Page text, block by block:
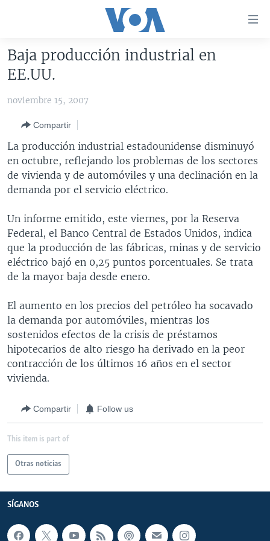
accesibilidad
contenido
Salte
navegador
principal
Salte
AMÉRICA DEL NORTE
HAITÍ
ELECCIONES EEUU
VOTO DIVIDIDO
VOA VERIFICA
VOA VERIFICA UCRANIA/RUSIA
VOA VERIFICA INMIGRACIÓN
VOA VERIFICA AMÉRICA LATINA
AMÉRICA LATINA
ARGENTINA
BOLIVIA
COLOMBIA
CHILE
PERÚ
ECUADOR
VENEZUELA
BRASIL
CHINA EN AMÉRICA LATINA
CENTROAMÉRICA
COSTA RICA
EL SALVADOR
GUATEMALA
HONDURAS
NICARAGUA
OTRAS SECCIONES
INMIGRACIÓN
LIBERTAD DE PRENSA
MUNDO
ECONOMÍA
ENTRETENIMIENTO Y CULTURA
TECNOLOGÍA
DEPORTES
CIENCIA Y SALUD
ESPECIALES DE LA VOA
LIBERTAD DE PRENSA
UCRANIA
MULTIMEDIA
VIDEOS
FOTOGRAFÍA
AUDIOS
PROGRAMAS TV
EL MUNDO AL DÍA
FORO INTERAMERICANO
VISIÓN 360
PANORAMA
RADIO
AVANCE INFORMATIVO
AUDIONOTICIAS
ESTADOS UNIDOS AL DÍA
EL MUNDO AL DÍA [RADIO]
FORO [RADIO]
DEPORTIVO INTERNACIONAL
DIRECT
DOCUMENTALES DE LA VOA
Idiomas
Baja producción industrial en
EE.UU.
noviembre 15, 2007
Compartir
La producción industrial estadounidense disminuyó
en octubre, reflejando los problemas de los sectores
de vivienda y de automóviles y una declinación en la
demanda por el servicio eléctrico.
Un informe emitido, este viernes, por la Reserva
Federal, el Banco Central de Estados Unidos, indica
que la producción de las fábricas, minas y de servicio
eléctrico bajó en 0,25 puntos porcentuales. Se trata
de la mayor baja desde enero.
El aumento en los precios del petróleo ha socavado
la demanda por automóviles, mientras los
sostenidos efectos de la crisis de préstamos
hipotecarios de alto riesgo ha derivado en la peor
contracción de los últimos 16 años en el sector
vivienda.
Compartir Follow us
This item is part of
Otras noticias
SÍGANOS